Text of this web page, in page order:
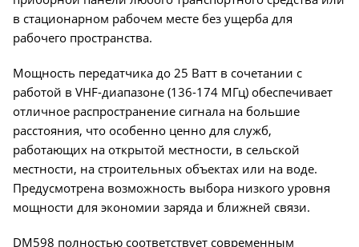
в стационарном рабочем месте без ущерба для
рабочего пространства.
Мощность передатчика до 25 Ватт в сочетании с
работой в VHF-диапазоне (136-174 МГц) обеспечивает
отличное распространение сигнала на большие
расстояния, что особенно ценно для служб,
работающих на открытой местности, в сельской
местности, на строительных объектах или на воде.
Предусмотрена возможность выбора низкого уровня
мощности для экономии заряда и ближней связи.
DM598 полностью соответствует современным